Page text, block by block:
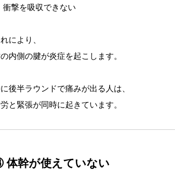
衝撃を吸収できない
により、
内側の腱が炎症を起こします。
後半ラウンドで痛みが出る人は、
と緊張が同時に起きています。
体幹が使えていない